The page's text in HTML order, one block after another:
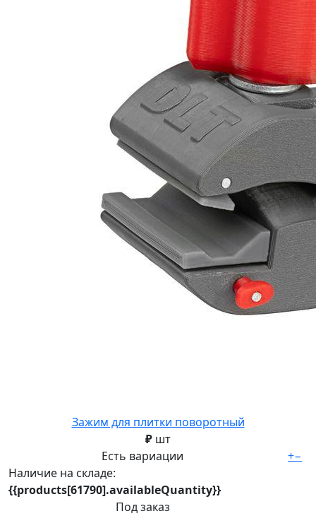
Зажим для плитки поворотный
₽ шт
Есть вариации
Наличие на складе:
{{products[61790].availableQuantity}}
Под заказ
+−